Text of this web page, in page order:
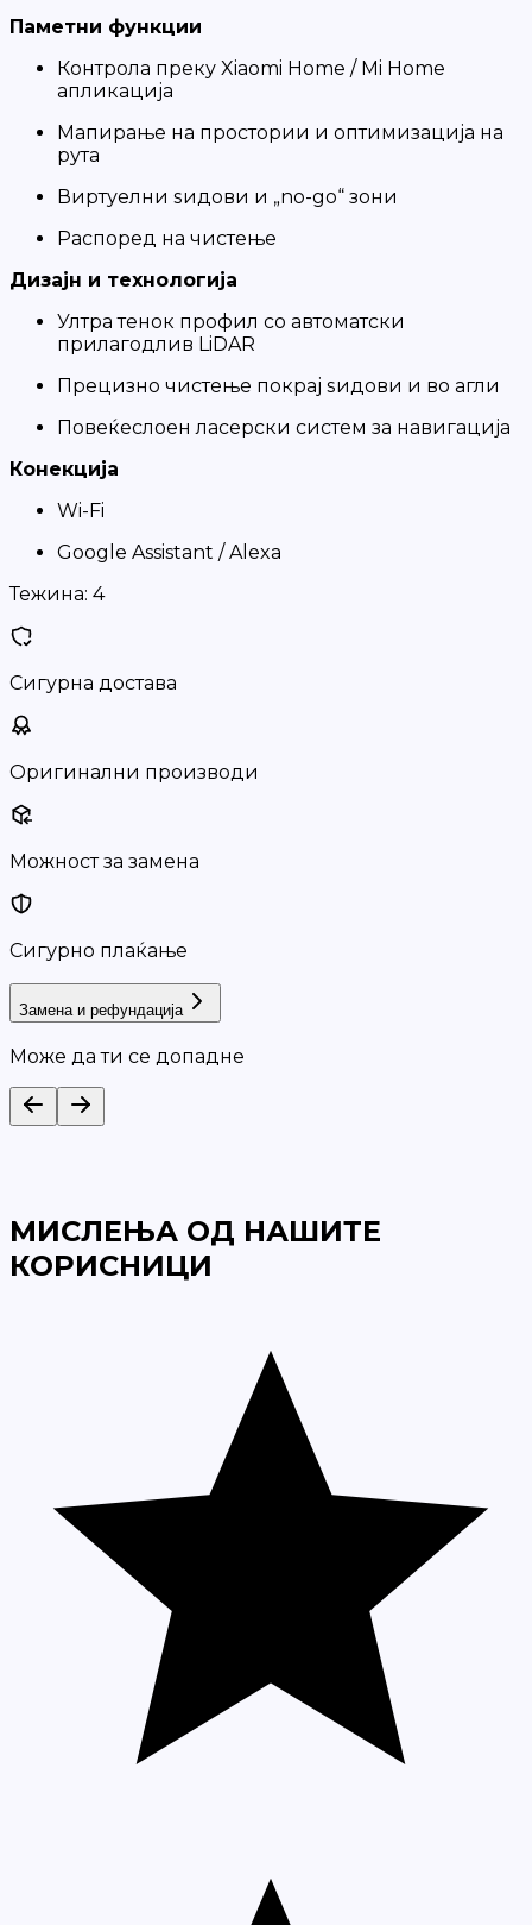
Паметни функции
Контрола преку Xiaomi Home / Mi Home
апликација
Мапирање на простории и оптимизација на
рута
Виртуелни ѕидови и „no-go“ зони
Распоред на чистење
Дизајн и технологија
Ултра тенок профил со автоматски
прилагодлив LiDAR
Прецизно чистење покрај ѕидови и во агли
Повеќеслоен ласерски систем за навигација
Конекција
Wi-Fi
Google Assistant / Alexa
Тежина: 4
Сигурна достава
Оригинални производи
Можност за замена
Сигурно плаќање
Замена и рефундација
Може да ти се допадне
МИСЛЕЊА ОД НАШИТЕ
КОРИСНИЦИ